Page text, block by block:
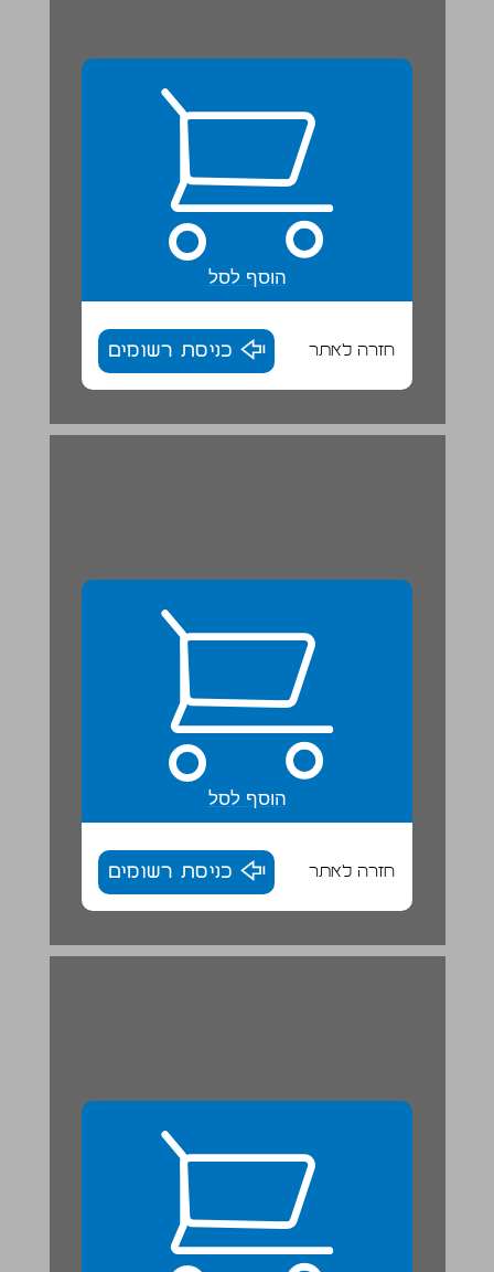
הוסף לסל
חזרה לאתר כניסת רשומים
גלקסיית שביל החלב ... 16
הוסף לסל
חזרה לאתר כניסת רשומים
קבוצות כוכבים ... 17